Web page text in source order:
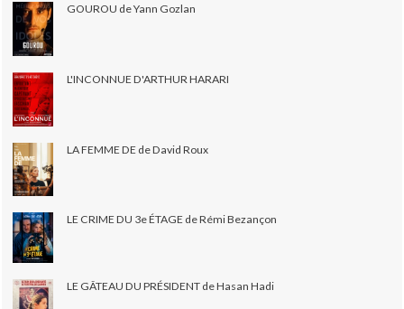
GOUROU de Yann Gozlan
L'INCONNUE D'ARTHUR HARARI
LA FEMME DE de David Roux
LE CRIME DU 3e ÉTAGE de Rémi Bezançon
LE GÂTEAU DU PRÉSIDENT de Hasan Hadi